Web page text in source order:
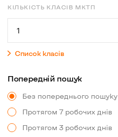
КIЛЬКIСТЬ КЛАСIВ МКТП
1
Список класiв
Попереднiй пошук
Без попереднього пошуку
Протягом 7 робочих днiв
Протягом 3 робочих днiв